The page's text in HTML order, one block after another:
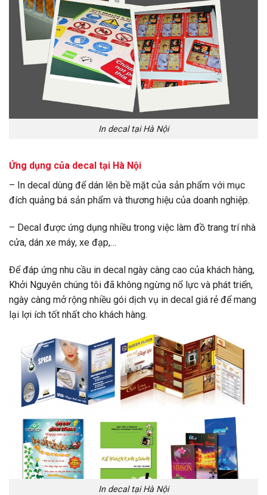
In decal tại Hà Nội
Ứng dụng của decal tại Hà Nội
– In decal dùng để dán lên bề mặt của sản phẩm với mục
đích quảng bá sản phẩm và thương hiệu của doanh nghiệp.
– Decal được ứng dụng nhiều trong việc làm đồ trang trí nhà
cửa, dán xe máy, xe đạp,…
Để đáp ứng nhu cầu in decal ngày càng cao của khách hàng,
Khởi Nguyên chúng tôi đã không ngừng nổ lực và phát triển,
ngày càng mở rộng nhiều gói dịch vụ in decal giá rẻ để mang
lại lợi ích tốt nhất cho khách hàng.
In decal tại Hà Nội